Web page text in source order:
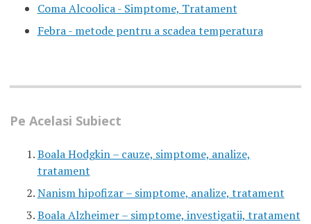
Coma Alcoolica - Simptome, Tratament
Febra - metode pentru a scadea temperatura
Pe Acelasi Subiect
Boala Hodgkin – cauze, simptome, analize,
tratament
Nanism hipofizar – simptome, analize, tratament
Boala Alzheimer – simptome, investigatii, tratament